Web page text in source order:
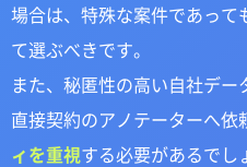
場合は、特殊な案件であって
て選ぶべきです。
また、秘匿性の高い自社デ
直接契約のアノテーターへ依
ィを重視する必要があるでし